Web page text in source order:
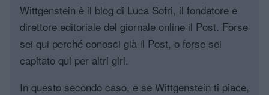
Wittgenstein è il blog di Luca Sofri, il fondatore e
direttore editoriale del giornale online il Post. Forse
sei qui perché conosci già il Post, o forse sei
capitato qui per altri giri.
In questo secondo caso, e se Wittgenstein ti piace,